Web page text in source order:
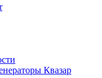
Квазар